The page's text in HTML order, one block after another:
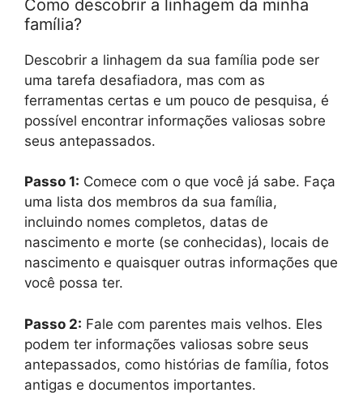
Como descobrir a linhagem da minha
família?
Descobrir a linhagem da sua família pode ser
uma tarefa desafiadora, mas com as
ferramentas certas e um pouco de pesquisa, é
possível encontrar informações valiosas sobre
seus antepassados.
Passo 1: Comece com o que você já sabe. Faça
uma lista dos membros da sua família,
incluindo nomes completos, datas de
nascimento e morte (se conhecidas), locais de
nascimento e quaisquer outras informações que
você possa ter.
Passo 2: Fale com parentes mais velhos. Eles
podem ter informações valiosas sobre seus
antepassados, como histórias de família, fotos
antigas e documentos importantes.